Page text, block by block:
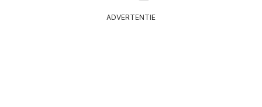
ADVERTENTIE